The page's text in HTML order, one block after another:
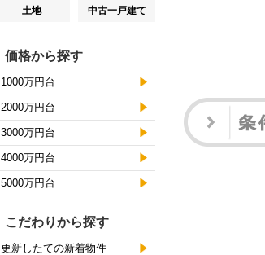
土地 中古一戸建て
価格から探す
1000万円台
2000万円台
3000万円台
4000万円台
5000万円台
こだわりから探す
更新したての新着物件